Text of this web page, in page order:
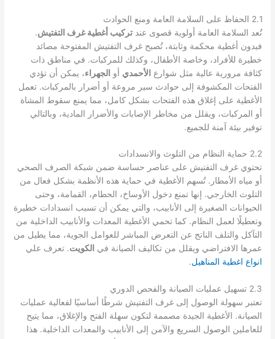
2.1 الحفاظ على السلامة العامة ومنع الحوادث
تُعد السلامة العامة أولوية قصوى عندتركيب أغطية غرف التفتيش.
فبدون أغطية محكمة وثابتة، تُصبح غرف التفتيش المفتوحة مصائد
خطيرة للأفراد، وخاصة الأطفال، وكذلك للمركبات. في مناطق ذات
كثافة مرورية عالية مثل شوارع الأحمدي أو الجهراء، يمكن أن تؤدي
الفتحات المكشوفة إلى حوادث سير مروعة أو أضرار بالمركبات. تعمل
الأغطية على إغلاق هذه الفتحات بشكل كامل، مما يمنع سقوط المشاة
أو المركبات، ويقلل من مخاطر الإصابات والأضرار المادية، وبالتالي
توفير بيئة آمنة للجميع.
2.2 حماية النظام من التلوث والانسدادات
تحتوي غرف التفتيش على عناصر حساسة ضمن شبكة الصرف الصحي
أو مياه الأمطار. تُسهم الأغطية في حماية هذه الأنظمة بشكل فعال من
التلوث الخارجي. إنها تمنع دخول الأوساخ، الحطام، القمامة، وحتى
الحيوانات الصغيرة إلى الأنابيب، والتي يمكن أن تسبب انسدادات خطيرة
وتعطيلًا لعمل النظام. كما تحمي الأغطية المعدات والأنابيب الداخلية من
التآكل والتلف الناتج عن التعرض المباشر للعوامل الجوية، مما يطيل من
عمرها الافتراضي ويقلل من تكاليف الصيانة في الكويت. تعرف علي
انواع اغطية المناهيل.
2.3 تسهيل عمليات الصيانة والفحص الدوري
تعتبر سهولة الوصول إلى غرف التفتيش شرطًا أساسيًا لفعالية عمليات
الصيانة. الأغطية الجيدة مصممة لتكون سهلة الفتح والإغلاق، مما يتيح
للعاملين الوصول السريع والآمن إلى الأنابيب والمعدات الداخلية. هذا